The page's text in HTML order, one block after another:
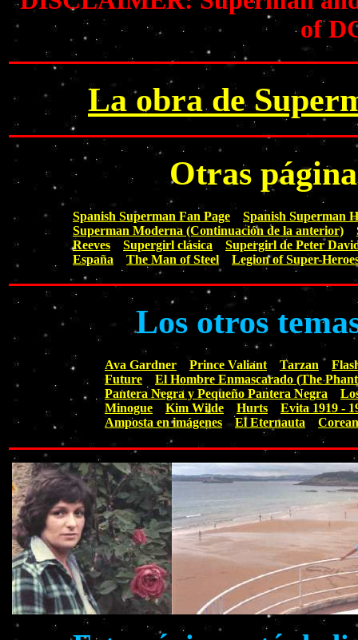
of
La obra de
Otras
Spanish Superman Fan Page
Spanish Superman
Superman Moderna (Continuación de la anterior)
Reeves
Supergirl clásica
Supergirl de Peter
España
The Man of Steel Legion of Super-
Los otros
Ava Gardner Prince Valiant Tarzan
Future
El Hombre Enmascarado (The
Pantera Negra y Pequeño Pantera Negra
Minogue
Kim Wilde Hurts
Evita 1919 -
Amposta en imágenes
El Eternauta